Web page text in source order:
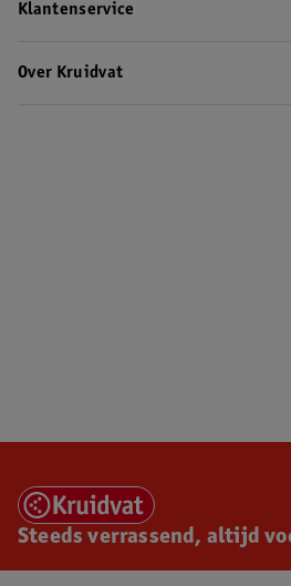
Klantenservice
Over Kruidvat
Steeds verrassend, altijd